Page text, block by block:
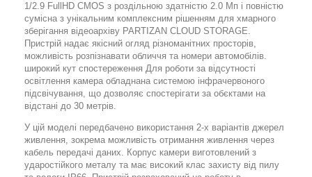
1/2.9 FullHD CMOS з роздільною здатністю 2.0 Мп і повністю
сумісна з унікальним комплексним рішенням для хмарного
зберігання відеоархіву PARTIZAN CLOUD STORAGE.
Пристрій надає якісний огляд різноманітних просторів,
можливість розпізнавати обличчя та номери автомобілів.
широкий кут спостереження Для роботи за відсутності
освітлення камера обладнана системою інфрачервоного
підсвічування, що дозволяє спостерігати за обєктами на
відстані до 30 метрів.
У цій моделі передбачено використання 2-х варіантів джерел
живлення, зокрема можливість отримання живлення через
кабель передачі даних. Корпус камери виготовлений з
ударостійкого металу та має високий клас захисту від пилу